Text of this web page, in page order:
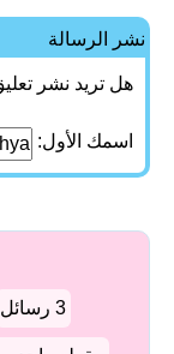
نشر الرسالة
هل تريد نشر
اسمك الأول:
3 رسائل